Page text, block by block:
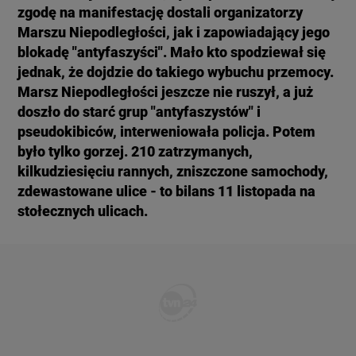
KUJAWSKO-POMORSKIE
LUBLIN
LUBUSKIE
OLSZTYN
OPOLE
TOTERAZ
OPINIE
ATAK ROSJI NA UKRAINĘ
SZKŁO KONTAKTOWE
CIEKAWOSTKI
zgodę na manifestację dostali organizatorzy
Marszu Niepodległości, jak i zapowiadający jego
blokadę "antyfaszyści". Mało kto spodziewał się
jednak, że dojdzie do takiego wybuchu przemocy.
Marsz Niepodległości jeszcze nie ruszył, a już
doszło do starć grup "antyfaszystów" i
pseudokibiców, interweniowała policja. Potem
było tylko gorzej. 210 zatrzymanych,
kilkudziesięciu rannych, zniszczone samochody,
zdewastowane ulice - to bilans 11 listopada na
stołecznych ulicach.